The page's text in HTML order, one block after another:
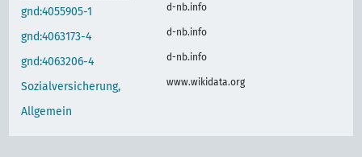
gnd:4055905-1
d-nb.info
gnd:4063173-4 d-nb.info
gnd:4063206-4 d-nb.info
Sozialversicherung,
Allgemein
www.wikidata.org